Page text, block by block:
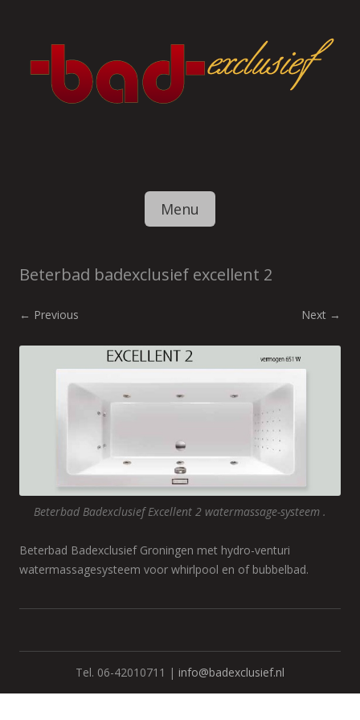
Menu
Beterbad badexclusief excellent 2
← Previous Next →
Beterbad Badexclusief Excellent 2 watermassage-systeem .
Beterbad Badexclusief Groningen met hydro-venturi
watermassagesysteem voor whirlpool en of bubbelbad.
Tel. 06-42010711 | info@badexclusief.nl